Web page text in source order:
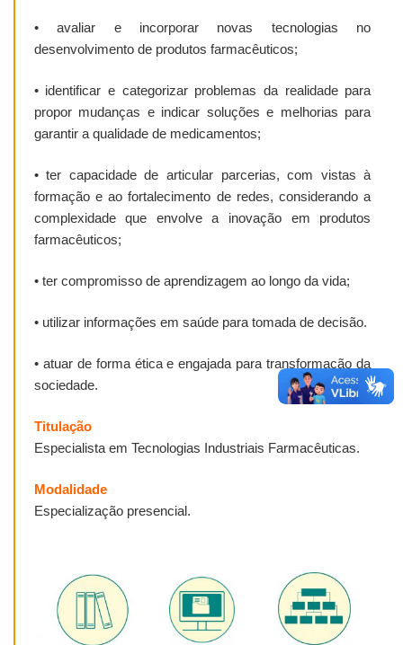
•avaliar e incorporar novas tecnologias no
desenvolvimento de produtos farmacêuticos;
• identificar e categorizar problemas da realidade para
propor mudanças e indicar soluções e melhorias para
garantir a qualidade de medicamentos;
•ter capacidade de articular parcerias, com vistas à
formação e ao fortalecimento de redes, considerando a
complexidade que envolve a inovação em produtos
farmacêuticos;
• ter compromisso de aprendizagem ao longo da vida;
• utilizar informações em saúde para tomada de decisão.
• atuar de forma ética e engajada para transformação da
sociedade.
Titulação
Especialista em Tecnologias Industriais Farmacêuticas.
Modalidade
Especialização presencial.